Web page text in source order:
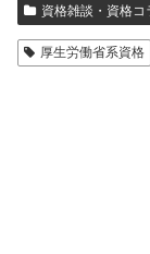
資格雑談・資格コ
厚生労働省系資格